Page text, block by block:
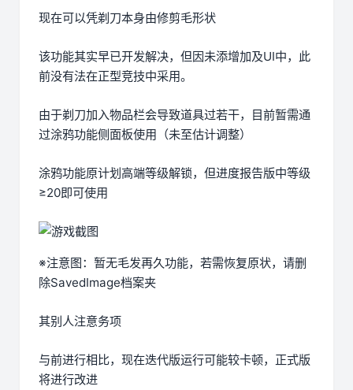
现在可以凭剃刀本身由修剪毛形状
该功能其实早已开发解决，但因未添增加及UI中，此
前没有法在正型竞技中采用。
由于剃刀加入物品栏会导致道具过若干，目前暂需通
过涂鸦功能侧面板使用（未至估计调整）
涂鸦功能原计划高端等级解锁，但进度报告版中等级
≥20即可使用
※注意图 ：暂无毛发再久功能，若需恢复原状，请删
除SavedImage档案夹
其别人注意务项
与前进行相比，现在迭代版运行可能较卡顿，正式版
将进行改进